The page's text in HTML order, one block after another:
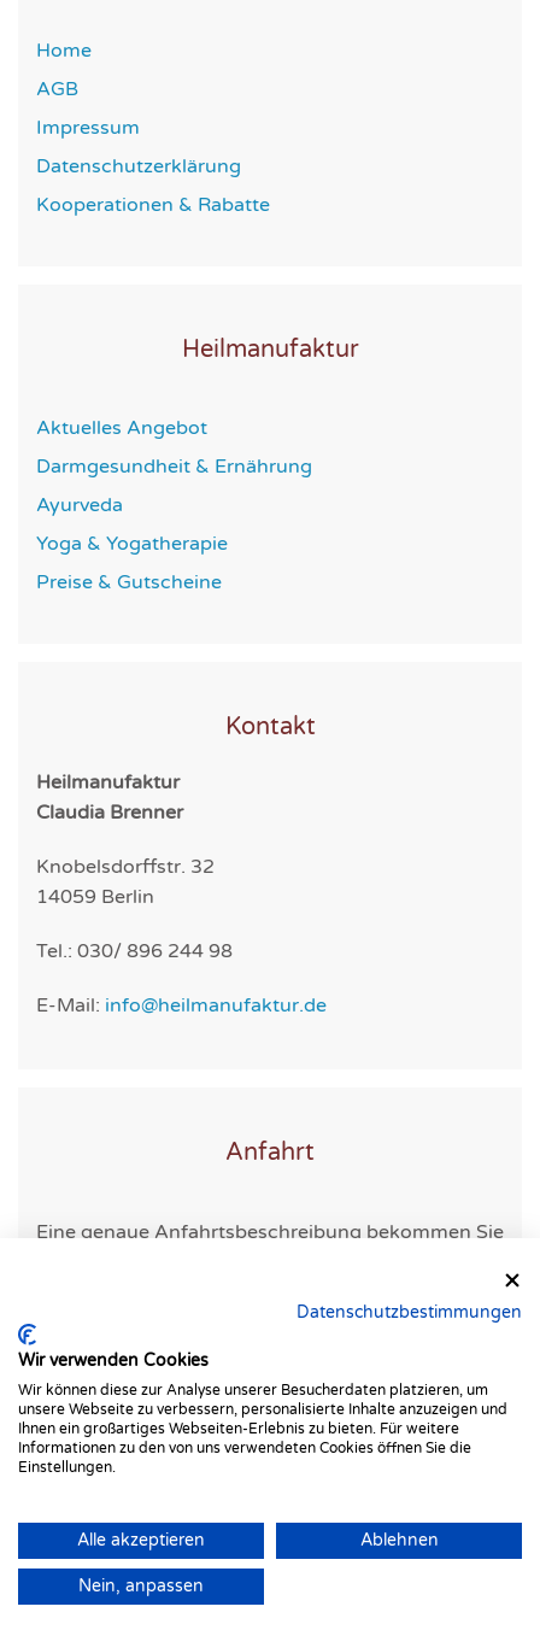
Home
AGB
Impressum
Datenschutzerklärung
Kooperationen & Rabatte
Heilmanufaktur
Aktuelles Angebot
Darmgesundheit & Ernährung
Ayurveda
Yoga & Yogatherapie
Preise & Gutscheine
Kontakt
Heilmanufaktur
Claudia Brenner
Knobelsdorffstr. 32
14059 Berlin
Tel.: 030/ 896 244 98
E-Mail: info@heilmanufaktur.de
Anfahrt
Eine genaue Anfahrtsbeschreibung bekommen Sie
©2026 Alle Rechte reserviert.
Datenschutzbestimmungen
Wir verwenden Cookies
Wir können diese zur Analyse unserer Besucherdaten platzieren, um
unsere Webseite zu verbessern, personalisierte Inhalte anzuzeigen und
Ihnen ein großartiges Webseiten-Erlebnis zu bieten. Für weitere
Informationen zu den von uns verwendeten Cookies öffnen Sie die
Einstellungen.
Alle akzeptieren Ablehnen
Nein, anpassen